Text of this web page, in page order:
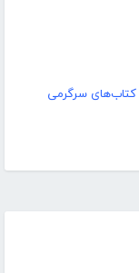
کتاب‌های سرگرمی